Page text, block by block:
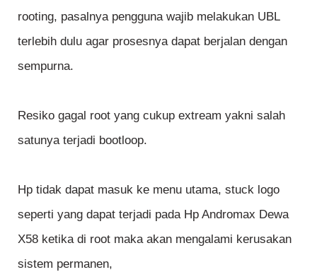
rooting, pasalnya pengguna wajib melakukan UBL
terlebih dulu agar prosesnya dapat berjalan dengan
sempurna.
Resiko gagal root yang cukup extream yakni salah
satunya terjadi bootloop.
Hp tidak dapat masuk ke menu utama, stuck logo
seperti yang dapat terjadi pada Hp Andromax Dewa
X58 ketika di root maka akan mengalami kerusakan
sistem permanen,